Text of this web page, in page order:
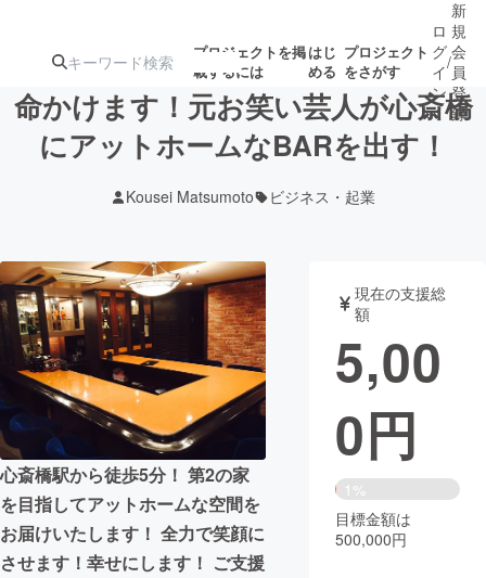
プロジェクトを掲
載するには
はじ
める
プロジェクト
をさがす
ターン
ジェクト
募集終了が近いプ
ロジェクト
アート・写真 音楽
テクノロジー・ガジェット ゲーム・サ
映像・映画 書籍・雑誌
ビジネス・起業 チャレンジ
まちづくり・地域活性化
ロ
グ
イ
ン
/
新
規
会
員
登
録
命かけます！元お笑い芸人が心斎橋
にアットホームなBARを出す！
Kousei Matsumoto ビジネス・起業
心斎橋駅から徒歩5分！ 第2の家
を目指してアットホームな空間を
お届けいたします！ 全力で笑顔に
させます！幸せにします！ ご支援
現在の支援総
額
5,00
0円
1%
目標金額は
500,000円